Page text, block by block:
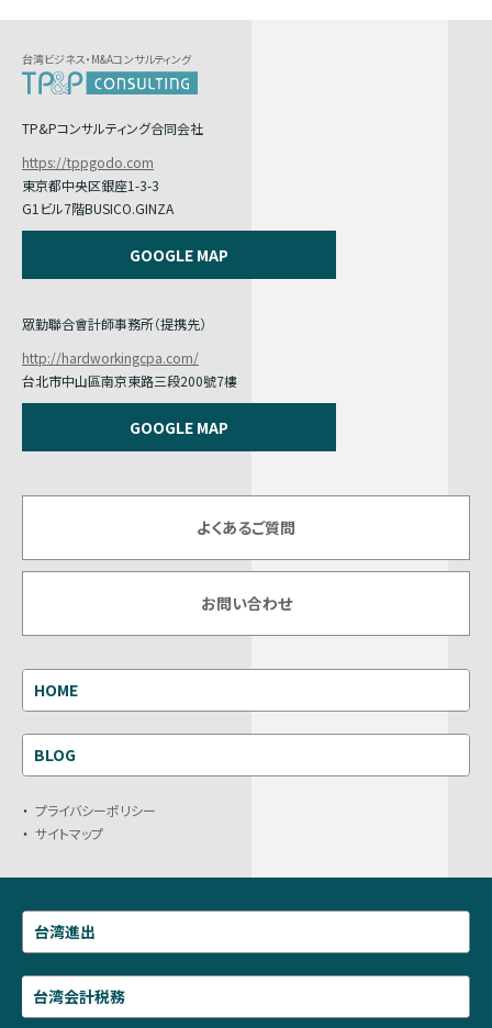
台湾ビジネス・M&Aコンサルティング
TP&Pコンサルティング合同会社
https://tppgodo.com
東京都中央区銀座1-3-3
G1ビル7階BUSICO.GINZA
GOOGLE MAP
眾勤聯合會計師事務所（提携先）
http://hardworkingcpa.com/
台北市中山區南京東路三段200號7樓
GOOGLE MAP
よくあるご質問
お問い合わせ
HOME
BLOG
プライバシーポリシー
サイトマップ
台湾進出
台湾会計税務